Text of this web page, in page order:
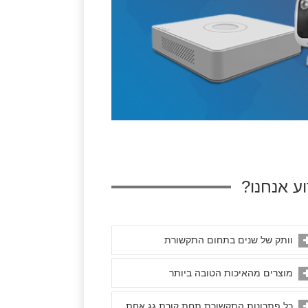
אנחנו?
וותק של שנים בתחום התקשורת
מוצרים מהאיכות הטובה ביותר